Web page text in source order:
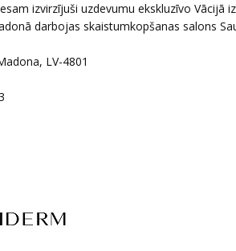
izvirzījuši uzdevumu ekskluzīvo Vācijā
darbojas skaistumkopšanas salons
, LV-4801